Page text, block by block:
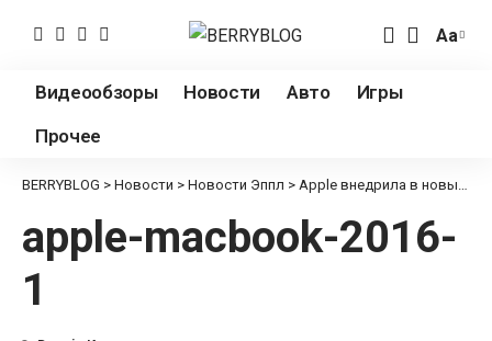
Аа
Видеообзоры Новости Авто
Игры
Прочее
BERRYBLOG > Новости > Новости Эппл > Apple внедрила в новые MacBook защиту от неофициального ремонта
apple-macbook-2016-
1